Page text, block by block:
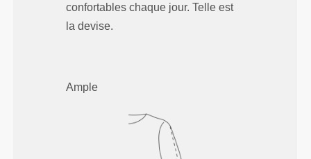
confortables chaque jour. Telle est
la devise.
Ample